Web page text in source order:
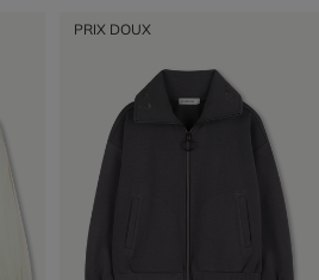
PRIX DOUX